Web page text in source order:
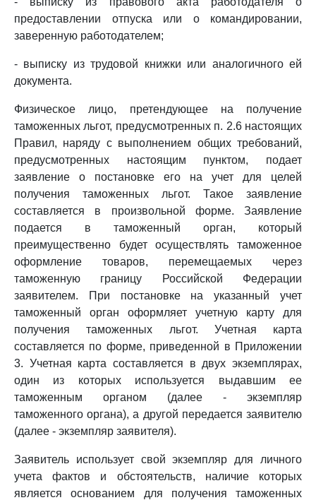
предоставлении отпуска или о командировании,
заверенную работодателем;
- выписку из трудовой книжки или аналогичного ей
документа.
Физическое лицо, претендующее на получение
таможенных льгот, предусмотренных п. 2.6 настоящих
Правил, наряду с выполнением общих требований,
предусмотренных настоящим пунктом, подает
заявление о постановке его на учет для целей
получения таможенных льгот. Такое заявление
составляется в произвольной форме. Заявление
подается в таможенный орган, который
преимущественно будет осуществлять таможенное
оформление товаров, перемещаемых через
таможенную границу Российской Федерации
заявителем. При постановке на указанный учет
таможенный орган оформляет учетную карту для
получения таможенных льгот. Учетная карта
составляется по форме, приведенной в Приложении
3. Учетная карта составляется в двух экземплярах,
один из которых используется выдавшим ее
таможенным органом (далее - экземпляр
таможенного органа), а другой передается заявителю
(далее - экземпляр заявителя).
Заявитель использует свой экземпляр для личного
учета фактов и обстоятельств, наличие которых
является основанием для получения таможенных